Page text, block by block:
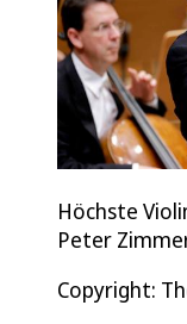
Höchste
Peter
Copyright: